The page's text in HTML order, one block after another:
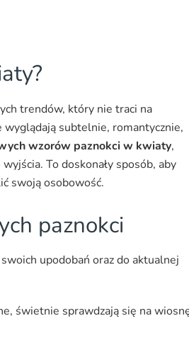
trendów, który nie traci na
wyglądają subtelnie, romantycznie,
wzorów paznokci w kwiaty,
To doskonały sposób, aby
swoją osobowość.
paznokci
upodobań oraz do aktualnej
świetnie sprawdzają się na